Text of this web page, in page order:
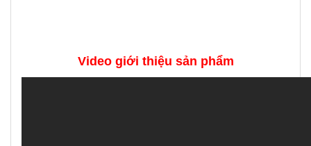
Video giới thiệu sản phẩm